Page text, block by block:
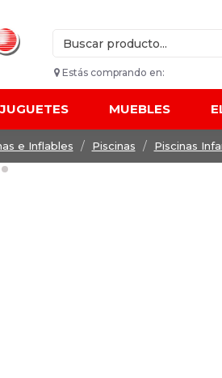
Estás comprando en:
JUGUETES MUEBLES
e Inflables Piscinas Piscinas